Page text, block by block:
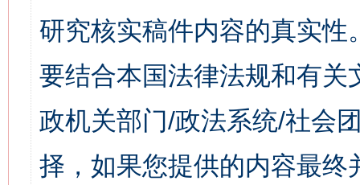
研究核实稿件内容的真实
要结合本国法律法规和有关
政机关部门/政法系统/社会
择，如果您提供的内容最